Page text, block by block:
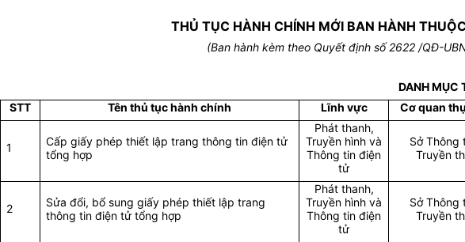
THỦ TỤC HÀNH CHÍNH MỚI BAN HÀNH
(Ban hành kèm theo Quyết định số2622 /QĐ-
DANH MỤC
STT
Tên thủ tục hành chính Lĩnh vực Cơ quan
1
Cấp giấy phép thiết lập trang thông tin điện tử
tổng hợp
Phát thanh,
Truyền hình và
Thông tin điện
tử
Sở Thông
Truyền
2
Sửa đổi, bổ sung giấy phép thiết lập trang
thông tin điện tử tổng hợp
Phát thanh,
Truyền hình và
Thông tin điện
tử
Sở Thông
Truyền